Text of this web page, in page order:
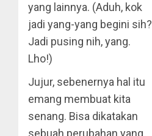
yang lainnya. (Aduh, kok
jadi yang-yang begini sih?
Jadi pusing nih, yang.
Lho!)
Jujur, sebenernya hal itu
emang membuat kita
senang. Bisa dikatakan
sebuah perubahan yang